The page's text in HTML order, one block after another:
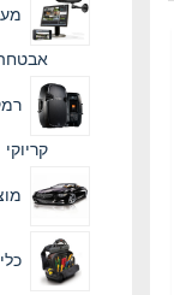
קריוקי